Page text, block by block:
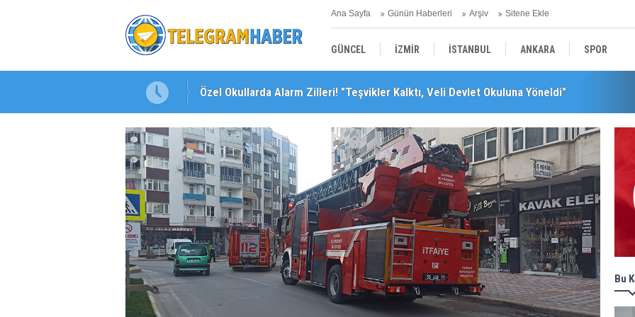
Ana Sayfa Günün Haberleri Arşiv Sitene Ekle
GÜNCEL İZMİR İSTANBUL ANKARA SPOR
YEREL SAĞLIK EKONOMİ POLİTİKA
Özel Okullarda Alarm Zilleri! "Teşvikler Kalktı, Veli Devlet Okuluna Yöneldi"
"Toprağını Kaybeden Geleceğini Kaybeder!"
Bu